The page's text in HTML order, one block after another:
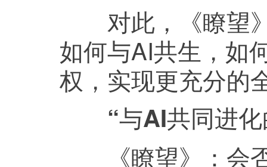
对此，《瞭望》
如何与AI共生，如
权，实现更充分的
“与AI共同进化
《瞭望》： 会